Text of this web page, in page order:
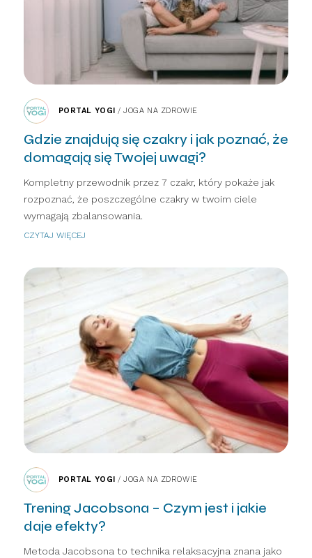
PORTAL YOGI /JOGA NA ZDROWIE
Gdzie znajdują się czakry i jak poznać, że
domagają się Twojej uwagi?
Kompletny przewodnik przez 7 czakr, który pokaże jak
rozpoznać, że poszczególne czakry w twoim ciele
wymagają zbalansowania.
CZYTAJ WIĘCEJ
PORTAL YOGI /JOGA NA ZDROWIE
Trening Jacobsona – Czym jest i jakie
daje efekty?
Metoda Jacobsona to technika relaksacyjna znana jako